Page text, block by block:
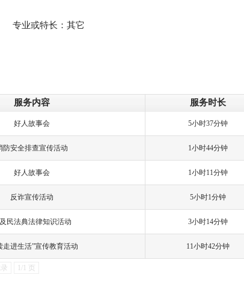
专业或特长：其它